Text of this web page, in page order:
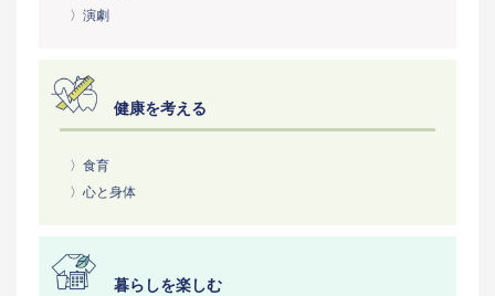
〉演劇
健康を考える
〉食育
〉心と身体
暮らしを楽しむ